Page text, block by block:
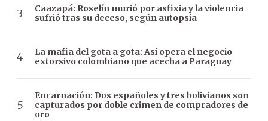
Caazapá: Roselín murió por asfixia y la violencia
sufrió tras su deceso, según autopsia
La mafia del gota a gota: Así opera el negocio
extorsivo colombiano que acecha a Paraguay
Encarnación: Dos españoles y tres bolivianos son
capturados por doble crimen de compradores de
oro